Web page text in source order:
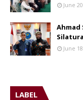
June
Ahmad
June
LABEL